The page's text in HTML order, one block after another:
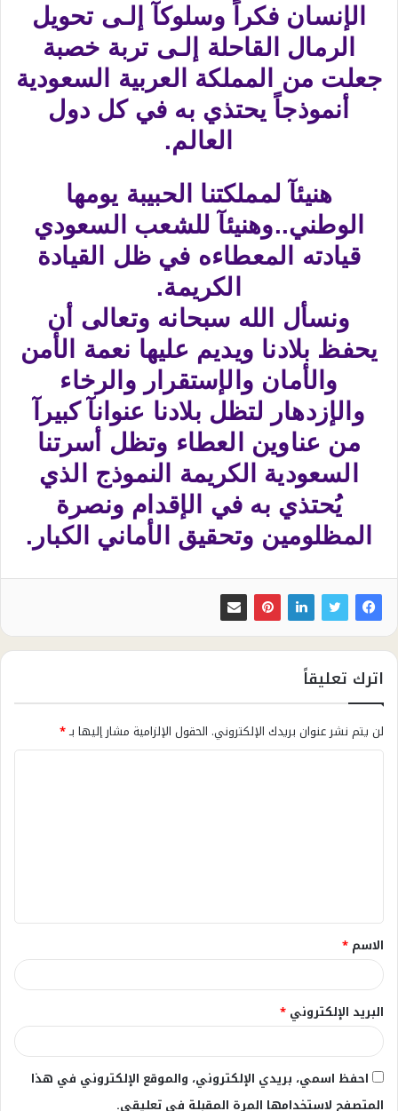
الإنسان فكراً وسلوكآ إلـى تحويل
الرمال القاحلة إلـى تربة خصبة
جعلت من المملكة العربية السعودية
أنموذجاً يحتذي به في كل دول
العالم.
هنيئآ لمملكتنا الحبيبة يومها
الوطني..وهنيئآ للشعب السعودي
قيادته المعطاءه في ظل القيادة
الكريمة.
ونسأل الله سبحانه وتعالى أن
يحفظ بلادنا ويديم عليها نعمة الأمن
والأمان والإستقرار والرخاء
والإزدهار لتظل بلادنا عنوانآ كبيرآ
من عناوين العطاء وتظل أسرتنا
السعودية الكريمة النموذج الذي
يُحتذي به في الإقدام ونصرة
المظلومين وتحقيق الأماني الكبار.
اترك تعليقاً
لن يتم نشر عنوان بريدك الإلكتروني. الحقول الإلزامية مشار إليها بـ*
ق
*
الاسم *
البريد الإلكتروني *
احفظ اسمي، بريدي الإلكتروني، والموقع الإلكتروني في هذا
المتصفح لاستخدامها المرة المقبلة في تعليقي.